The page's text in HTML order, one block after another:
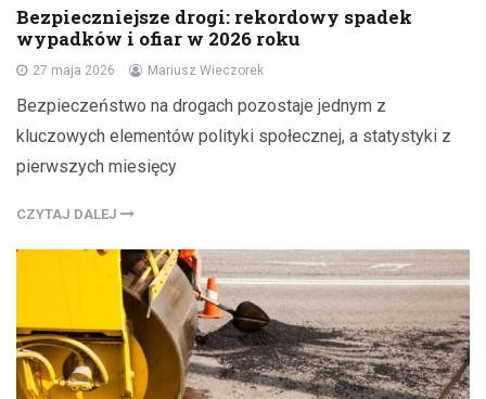
Bezpieczniejsze drogi: rekordowy spadek
wypadków i ofiar w 2026 roku
27 maja 2026 Mariusz Wieczorek
Bezpieczeństwo na drogach pozostaje jednym z
kluczowych elementów polityki społecznej, a statystyki z
pierwszych miesięcy
CZYTAJ DALEJ